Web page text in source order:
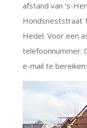
afstand van ‘s-
Hondsneststraat
Hedel. Voor een
telefoonnummer:
e-mail te